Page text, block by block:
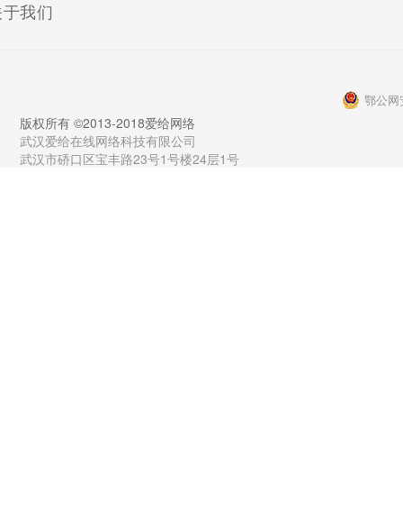
我们
鄂公网
版权所有 ©2013-2018爱给网络
武汉爱给在线网络科技有限公司
武汉市硚口区宝丰路23号1号楼24层1号